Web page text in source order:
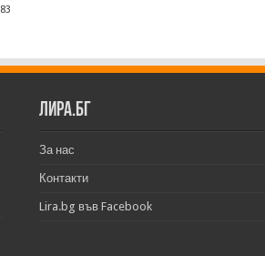
Лира.бг
За нас
Контакти
Lira.bg във Facebook